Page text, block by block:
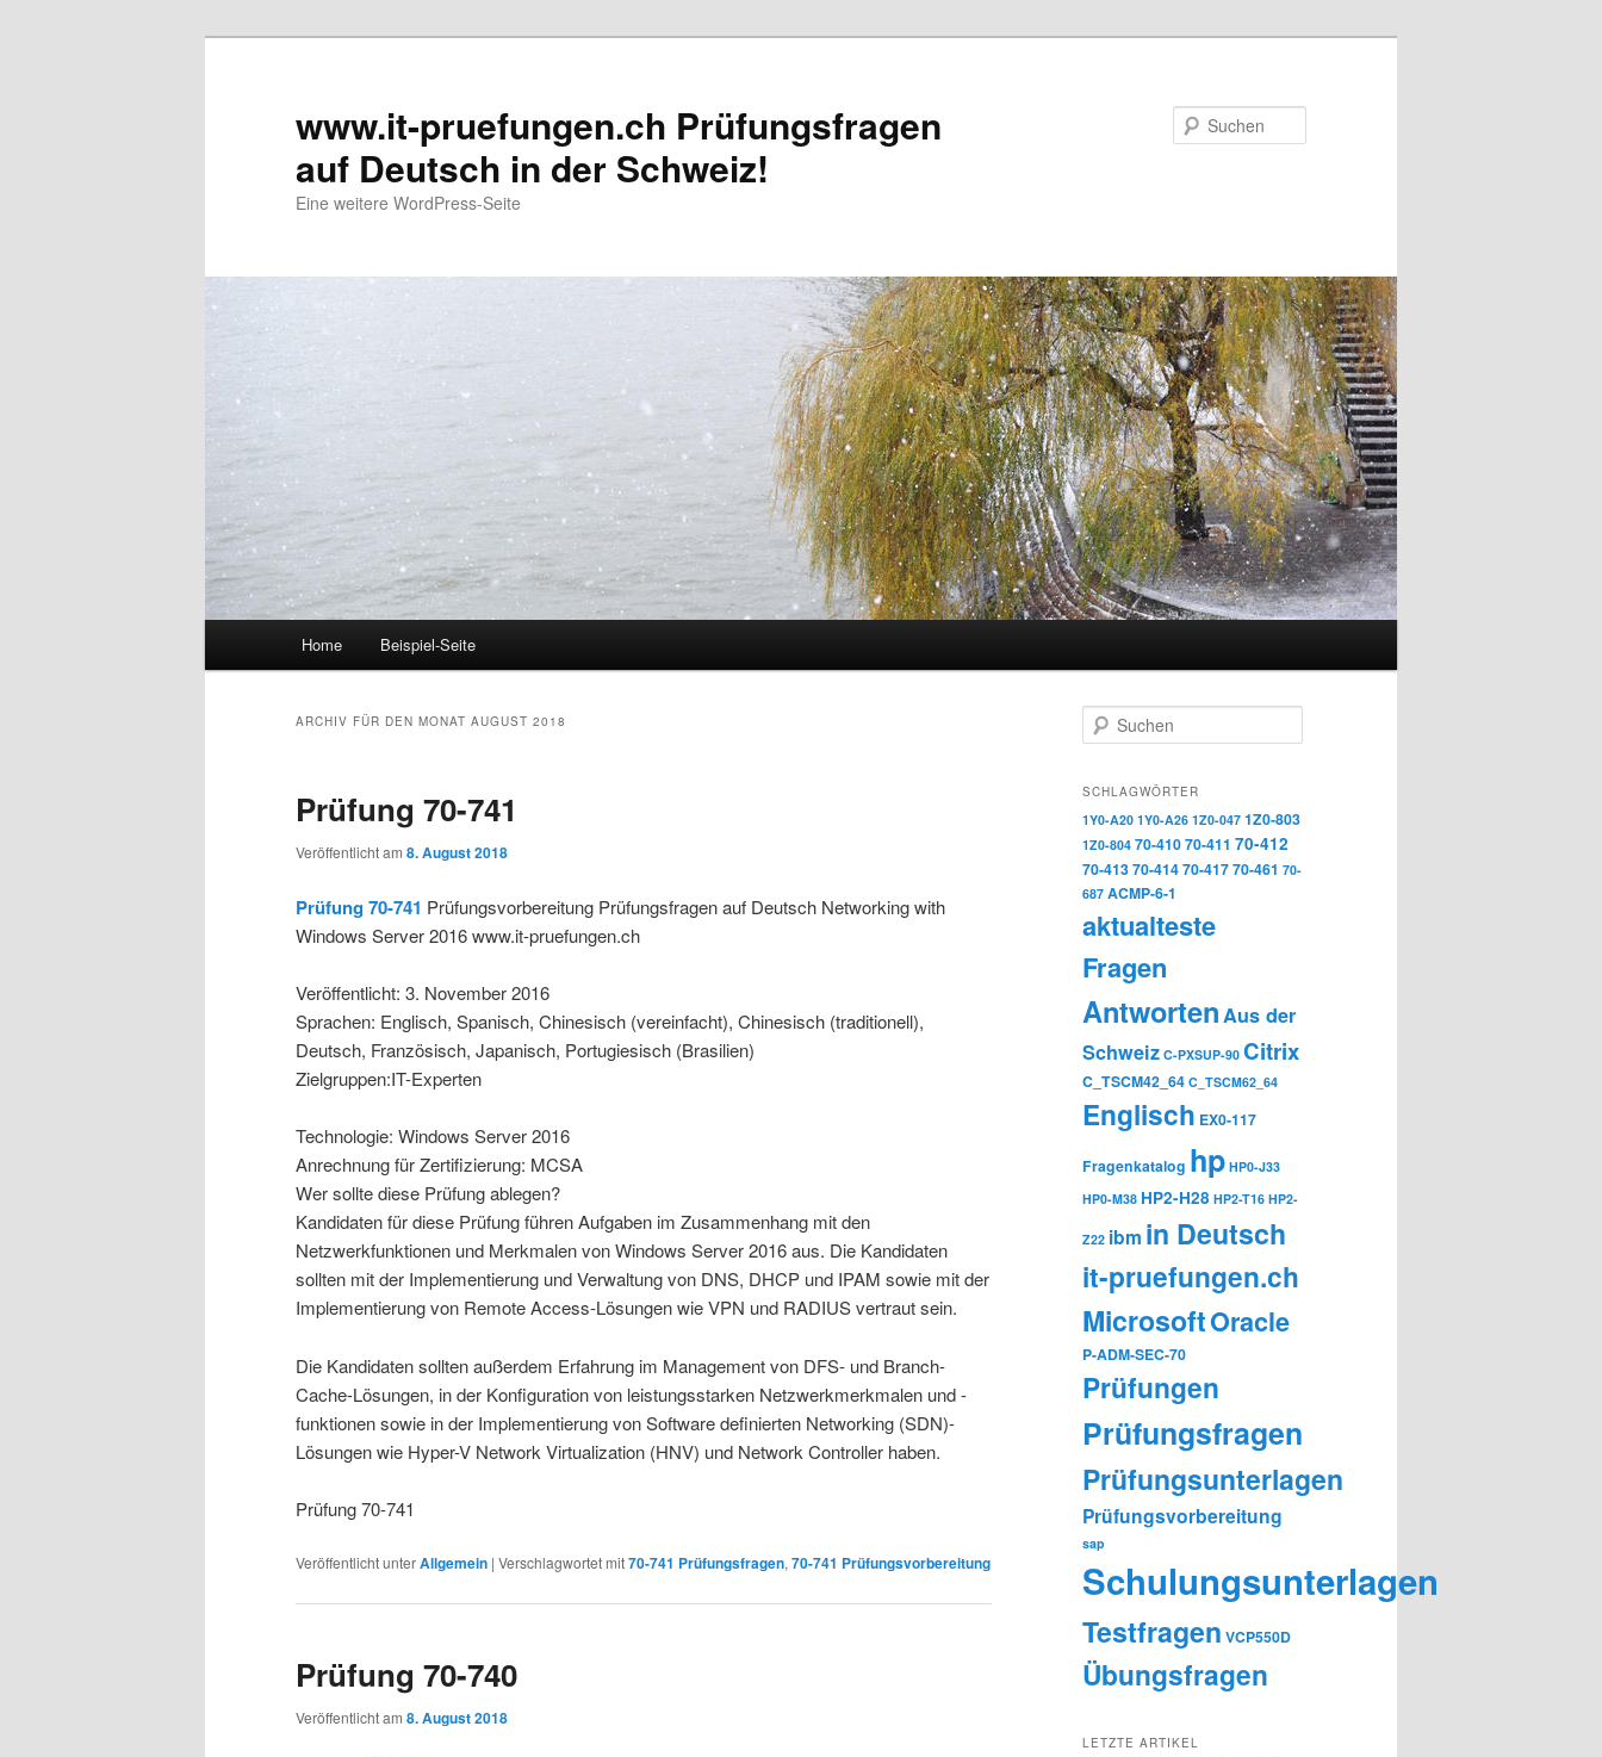
www.it-pruefungen.ch Prüfungsfragen
auf Deutsch in der Schweiz!
Eine weitere WordPress-Seite
Zum Inhalt wechseln
Zum sekundären Inhalt wechseln
Home Beispiel-Seite
ARCHIV FÜR DEN MONAT AUGUST 2018
Prüfung 70-741
Veröffentlicht am 8. August 2018
Prüfung 70-741 Prüfungsvorbereitung Prüfungsfragen auf Deutsch Networking with
Windows Server 2016 www.it-pruefungen.ch
Veröffentlicht: 3. November 2016
Sprachen: Englisch, Spanisch, Chinesisch (vereinfacht), Chinesisch (traditionell),
Deutsch, Französisch, Japanisch, Portugiesisch (Brasilien)
Zielgruppen:IT-Experten
Technologie: Windows Server 2016
Anrechnung für Zertifizierung: MCSA
Wer sollte diese Prüfung ablegen?
Kandidaten für diese Prüfung führen Aufgaben im Zusammenhang mit den
Netzwerkfunktionen und Merkmalen von Windows Server 2016 aus. Die Kandidaten
sollten mit der Implementierung und Verwaltung von DNS, DHCP und IPAM sowie mit der
Implementierung von Remote Access-Lösungen wie VPN und RADIUS vertraut sein.
Die Kandidaten sollten außerdem Erfahrung im Management von DFS- und Branch-
Cache-Lösungen, in der Konfiguration von leistungsstarken Netzwerkmerkmalen und -
funktionen sowie in der Implementierung von Software definierten Networking (SDN)-
Lösungen wie Hyper-V Network Virtualization (HNV) und Network Controller haben.
Prüfung 70-741
Veröffentlicht unterAllgemein | Verschlagwortet mit70-741 Prüfungsfragen,70-741 Prüfungsvorbereitung
Prüfung 70-740
Veröffentlicht am 8. August 2018
Suchen
SCHLAGWÖRTER
1Y0-A20 1Y0-A26 1Z0-047 1Z0-803
1Z0-804 70-41070-411 70-412
70-41370-41470-41770-461 70-
687 ACMP-6-1
aktualteste
Fragen
AntwortenAus der
Schweiz C-PXSUP-90 Citrix
C_TSCM42_64 C_TSCM62_64
Englisch EX0-117
Fragenkatalog hp HP0-J33
HP0-M38 HP2-H28 HP2-T16 HP2-
Z22 ibm in Deutsch
it-pruefungen.ch
MicrosoftOracle
P-ADM-SEC-70
Prüfungen
Prüfungsfragen
Prüfungsunterlagen
Prüfungsvorbereitung
sap
Schulungsunterlagen
Testfragen VCP550D
Übungsfragen
LETZTE ARTIKEL